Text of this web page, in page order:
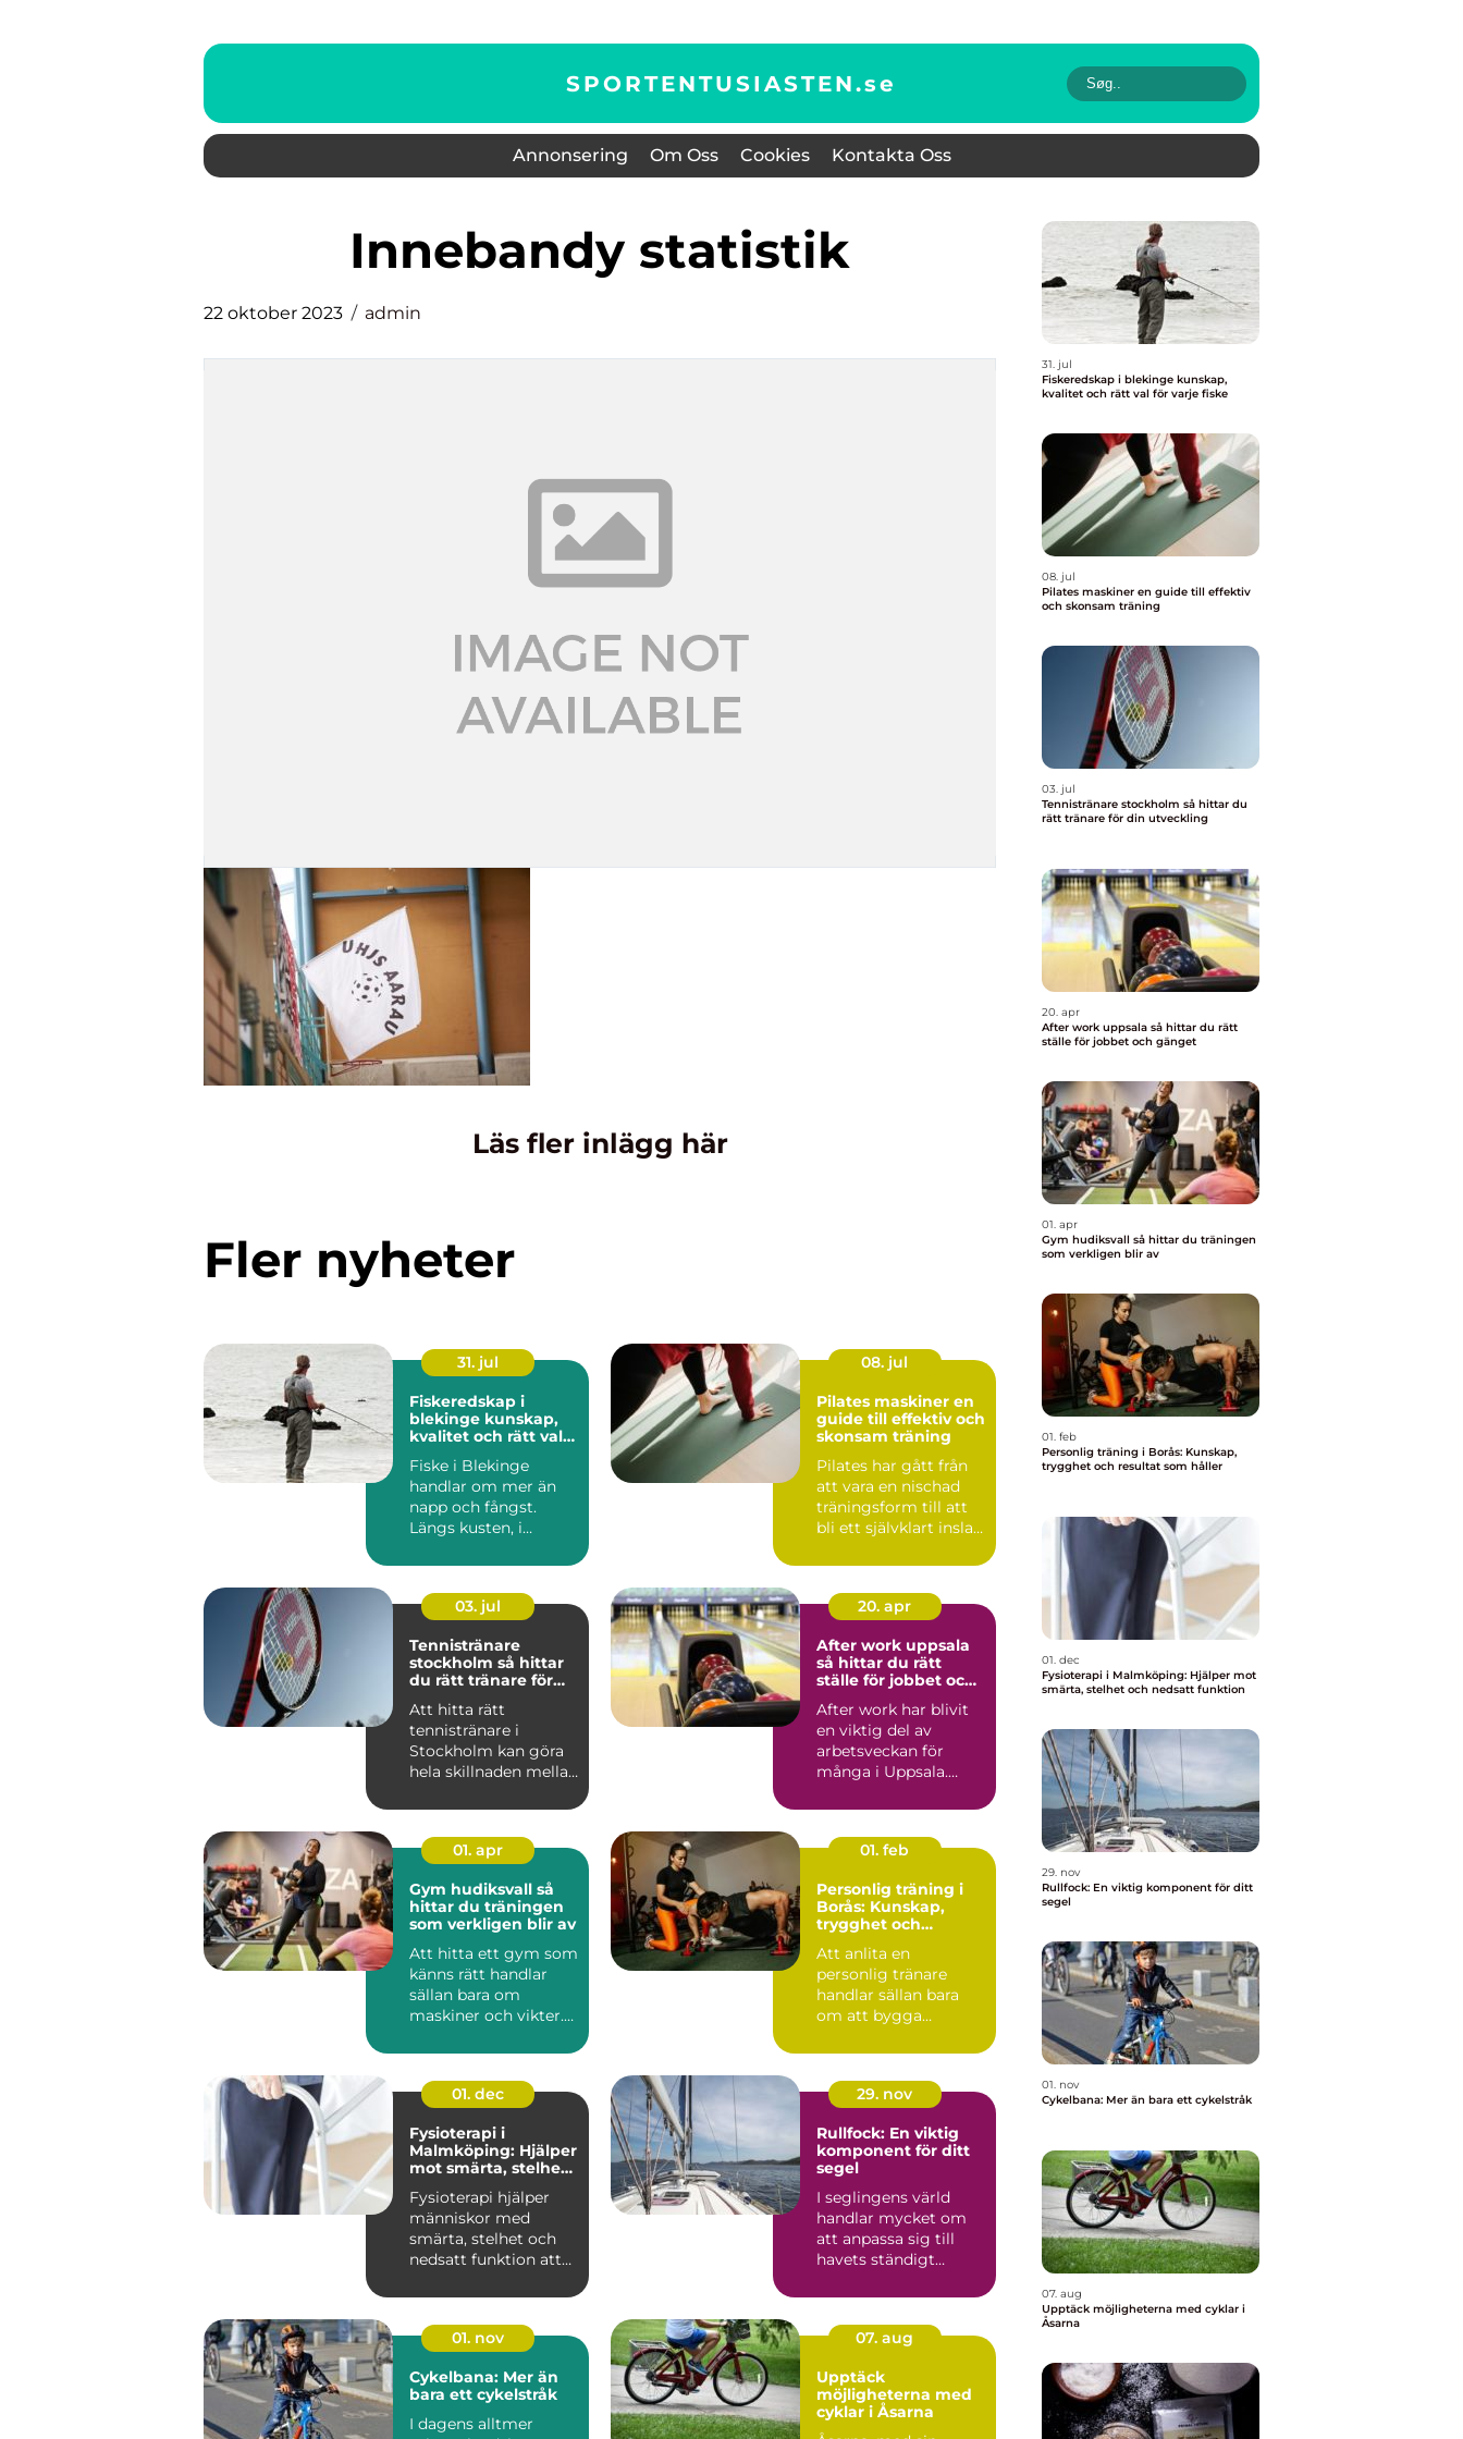
SPORTENTUSIASTEN.se
Annonsering Om Oss Cookies Kontakta Oss
innebandy statistik
22 oktober 2023 admin
Läs fler inlägg här
Fler nyheter
31. jul
Fiskeredskap i
blekinge kunskap,
kvalitet och rätt val
Fiske i Blekinge
handlar om mer än
napp och fångst.
Längs kusten, i
många sjöarn...
08. jul
Pilates maskiner en
guide till effektiv och
skonsam träning
Pilates har gått från
att vara en nischad
träningsform till att
bli ett självklart inslag
03. jul
Tennistränare
stockholm så hittar
du rätt tränare för
Att hitta rätt
tennistränare i
Stockholm kan göra
hela skillnaden mellan
och sna...
20. apr
After work uppsala
så hittar du rätt
ställe för jobbet och
After work har blivit
en viktig del av
arbetsveckan för
många i Uppsala.
utanför k...
01. apr
Gym hudiksvall så
hittar du träningen
som verkligen blir av
Att hitta ett gym som
känns rätt handlar
sällan bara om
maskiner och vikter.
Hudiksvall ...
01. feb
Personlig träning i
Borås: Kunskap,
trygghet och
Att anlita en
personlig tränare
handlar sällan bara
om att bygga
01. dec
Fysioterapi i
Malmköping: Hjälper
mot smärta, stelhet
Fysioterapi hjälper
människor med
smärta, stelhet och
nedsatt funktion att
29. nov
Rullfock: En viktig
komponent för ditt
segel
I seglingens värld
handlar mycket om
att anpassa sig till
havets ständigt
01. nov
Cykelbana: Mer än
bara ett cykelstråk
I dagens alltmer
07. aug
Upptäck
möjligheterna med
cyklar i Åsarna
31. jul
Fiskeredskap i blekinge kunskap,
kvalitet och rätt val för varje fiske
08. jul
Pilates maskiner en guide till effektiv
och skonsam träning
03. jul
Tennistränare stockholm så hittar du
rätt tränare för din utveckling
20. apr
After work uppsala så hittar du rätt
ställe för jobbet och gänget
01. apr
Gym hudiksvall så hittar du träningen
som verkligen blir av
01. feb
Personlig träning i Borås: Kunskap,
trygghet och resultat som håller
01. dec
Fysioterapi i Malmköping: Hjälper mot
smärta, stelhet och nedsatt funktion
29. nov
Rullfock: En viktig komponent för ditt
segel
01. nov
Cykelbana: Mer än bara ett cykelstråk
07. aug
Upptäck möjligheterna med cyklar i
Åsarna